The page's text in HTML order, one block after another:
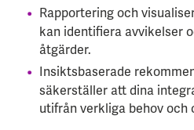
Rapportering och
kan identifiera avvikelser
åtgärder.
Insiktsbaserade
säkerställer att dina
utifrån verkliga behov och